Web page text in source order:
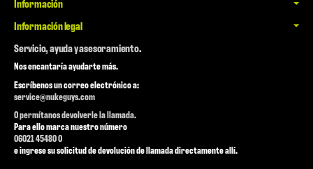
Información legal
Servicio, ayuda y asesoramiento.
Nos encantaría ayudarte más.
Escríbenos un correo electrónico a:
service@nukeguys.com
O permítanos devolverle la llamada.
Para ello marca nuestro número
06021 45480 0
e ingrese su solicitud de devolución de llamada directamente allí.